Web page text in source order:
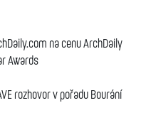
na cenuArchDaily
Awards
rozhovor v pořadu Bourání